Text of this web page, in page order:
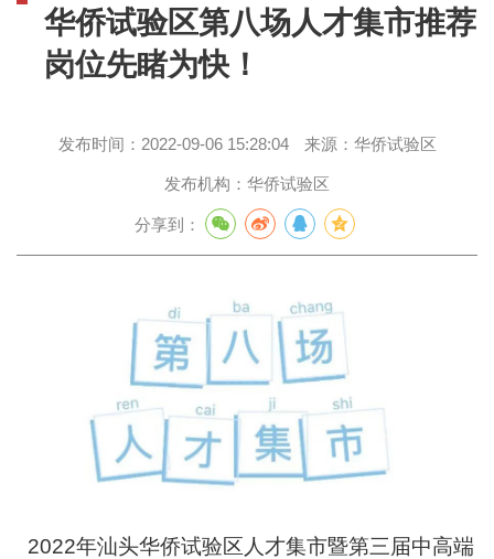
华侨试验区第八场人才集市推荐
岗位先睹为快！
发布时间： 2022-09-06 15:28:04 来源： 华侨试验区
发布机构： 华侨试验区
分享到：
2022年汕头华侨试验区人才集市暨第三届中高端